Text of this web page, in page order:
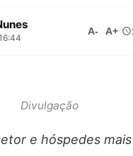
A- A+
Divulgação
e hóspedes